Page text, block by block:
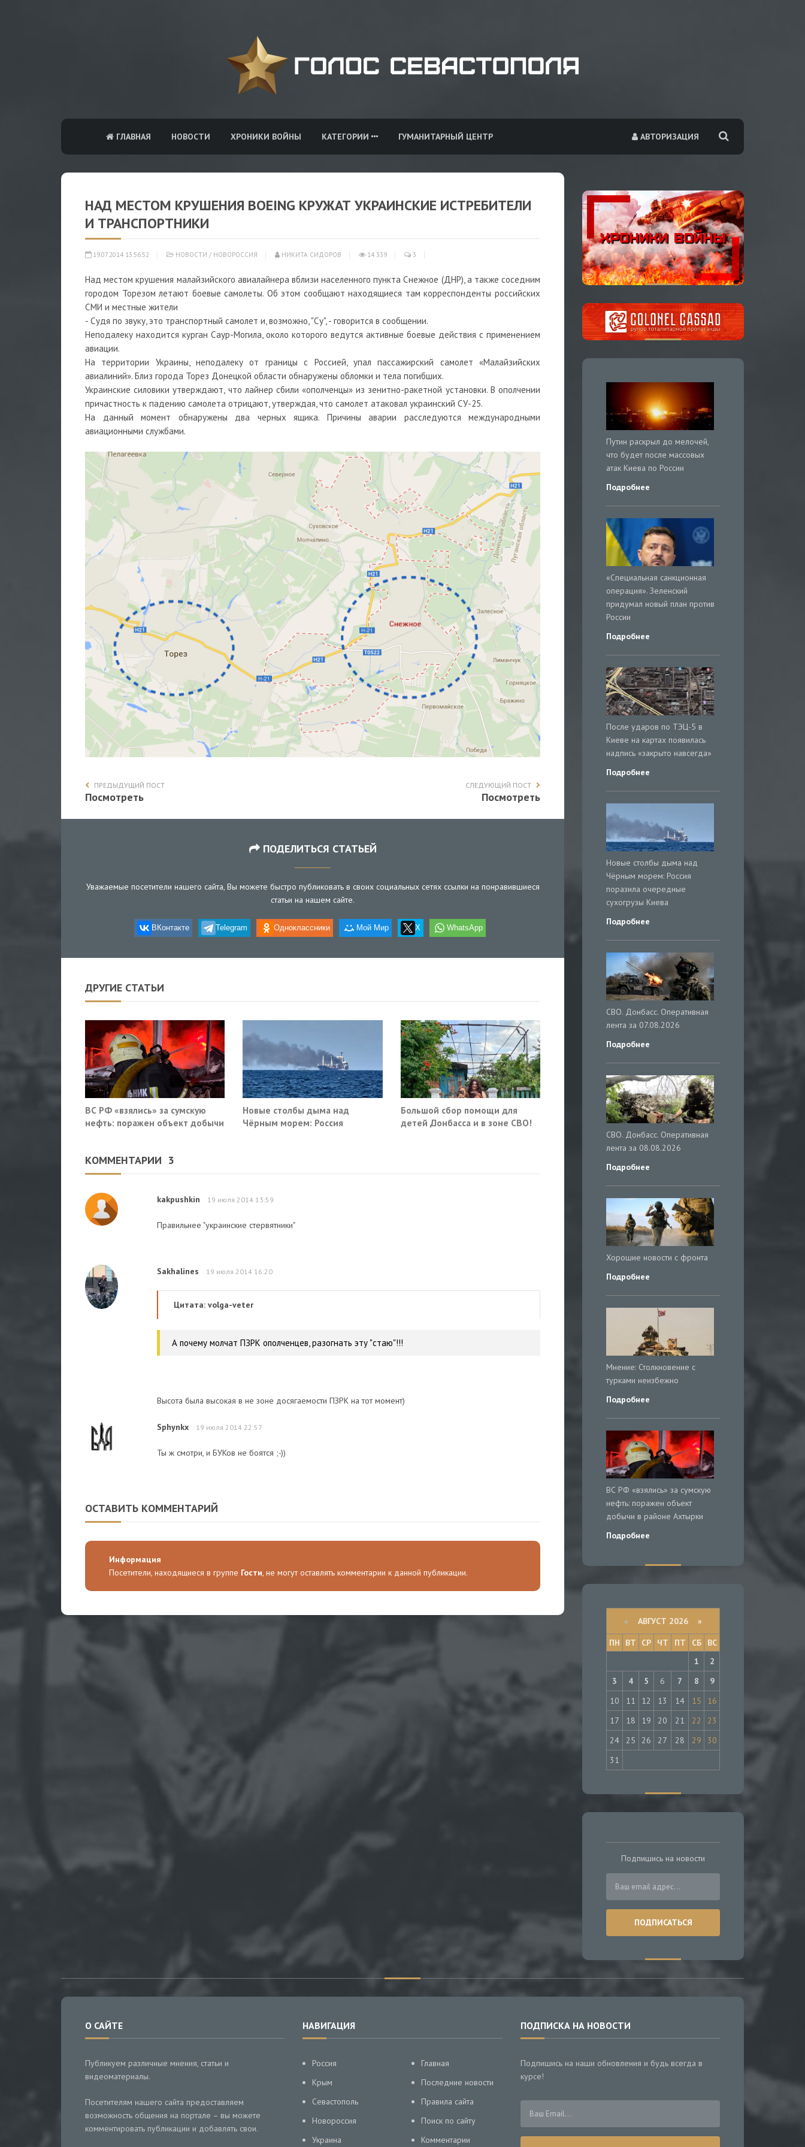
АВТОРИЗАЦИЯ
ГЛАВНАЯ НОВОСТИ ХРОНИКИ ВОЙНЫ КАТЕГОРИИ ГУМАНИТАРНЫЙ ЦЕНТР
НАД МЕСТОМ КРУШЕНИЯ BOEING КРУЖАТ УКРАИНСКИЕ ИСТРЕБИТЕЛИ
И ТРАНСПОРТНИКИ
19.07.2014 13:56:52 НОВОСТИ / НОВОРОССИЯ НИКИТА СИДОРОВ 14 339 3
Над местом крушения малайзийского авиалайнера вблизи населенного пункта Снежное (ДНР), а также соседним
городом Торезом летают боевые самолеты. Об этом сообщают находящиеся там корреспонденты российских
СМИ и местные жители
- Судя по звуку, это транспортный самолет и, возможно, "Су", - говорится в сообщении.
Неподалеку находится курган Саур-Могила, около которого ведутся активные боевые действия с применением
авиации.
На территории Украины, неподалеку от границы с Россией, упал пассажирский самолет «Малайзийских
авиалиний». Близ города Торез Донецкой области обнаружены обломки и тела погибших.
Украинские силовики утверждают, что лайнер сбили «ополченцы» из зенитно-ракетной установки. В ополчении
причастность к падению самолета отрицают, утверждая, что самолет атаковал украинский СУ-25.
На данный момент обнаружены два черных ящика. Причины аварии расследуются международными
авиационными службами.
ПРЕДЫДУЩИЙ ПОСТ
Посмотреть
СЛЕДУЮЩИЙ ПОСТ
Посмотреть
ПОДЕЛИТЬСЯ СТАТЬЕЙ
Уважаемые посетители нашего сайта, Вы можете быстро публиковать в своих социальных сетях ссылки на понравившиеся
статьи на нашем сайте.
ВКонтакте Telegram Одноклассники Мой Мир X WhatsApp
ДРУГИЕ СТАТЬИ
ВС РФ «взялись» за сумскую
нефть: поражен объект добычи
Новые столбы дыма над
Чёрным морем: Россия
Большой сбор помощи для
детей Донбасса и в зоне СВО!
КОММЕНТАРИИ 3
kakpushkin 19 июля 2014 13:59
Правильнее "украинские стервятники"
Sakhalines 19 июля 2014 16:20
Цитата: volga-veter
А почему молчат ПЗРК ополченцев, разогнать эту "стаю"!!!
Высота была высокая в не зоне досягаемости ПЗРК на тот момент)
Sphynkx 19 июля 2014 22:57
Ты ж смотри, и БУКов не боятся ;-))
ОСТАВИТЬ КОММЕНТАРИЙ
Информация
Посетители, находящиеся в группе Гости, не могут оставлять комментарии к данной публикации.
Путин раскрыл до мелочей,
что будет после массовых
атак Киева по России
Подробнее
«Специальная санкционная
операция». Зеленский
придумал новый план против
России
Подробнее
После ударов по ТЭЦ-5 в
Киеве на картах появилась
надпись «закрыто навсегда»
Подробнее
Новые столбы дыма над
Чёрным морем: Россия
поразила очередные
сухогрузы Киева
Подробнее
СВО. Донбасс. Оперативная
лента за 07.08.2026
Подробнее
СВО. Донбасс. Оперативная
лента за 08.08.2026
Подробнее
Хорошие новости с фронта
Подробнее
Мнение: Столкновение с
турками неизбежно
Подробнее
ВС РФ «взялись» за сумскую
нефть: поражен объект
добычи в районе Ахтырки
Подробнее
« АВГУСТ 2026 »
ПН
ВТ СР ЧТ ПТ СБ
ВС
1
2
3
4 5 6 7 8
9
10
11 12 13 14 15
16
17
18 19 20 21 22
23
24
25 26 27 28 29
30
31
Подпишись на новости
О САЙТЕ
Публикуем различные мнения, статьи и
видеоматериалы.
Посетителям нашего сайта предоставляем
возможность общения на портале – вы можете
комментировать публикации и добавлять свои.
НАВИГАЦИЯ
Россия
Крым
Севастополь
Новороссия
Украина
Главная
Последние новости
Правила сайта
Поиск по сайту
Комментарии
ПОДПИСКА НА НОВОСТИ
Подпишись на наши обновления и будь всегда в
курсе!